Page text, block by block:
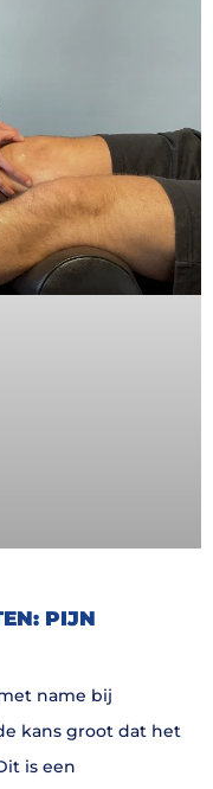
PIJN
name bij
kans groot dat het
is een